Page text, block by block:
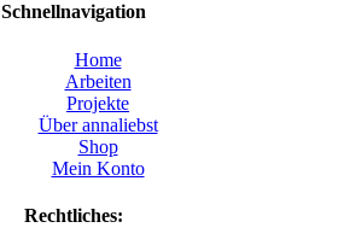
Schnellnavigation
Home
Arbeiten
Projekte
Über annaliebst
Shop
Mein Konto
Rechtliches: